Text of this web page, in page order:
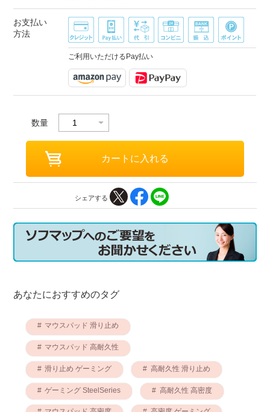
お支払い
方法
ご利用いただけるPay払い
数量
シェアする
あなたにおすすめのタグ
マウスパッド 滑り止め
マウスパッド 高耐久性
滑り止め ゲーミング 高耐久性 滑り止め
ゲーミング SteelSeries 高耐久性 高密度